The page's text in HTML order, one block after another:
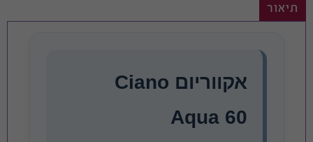
תיאור
אקווריום Ciano
Aqua 60